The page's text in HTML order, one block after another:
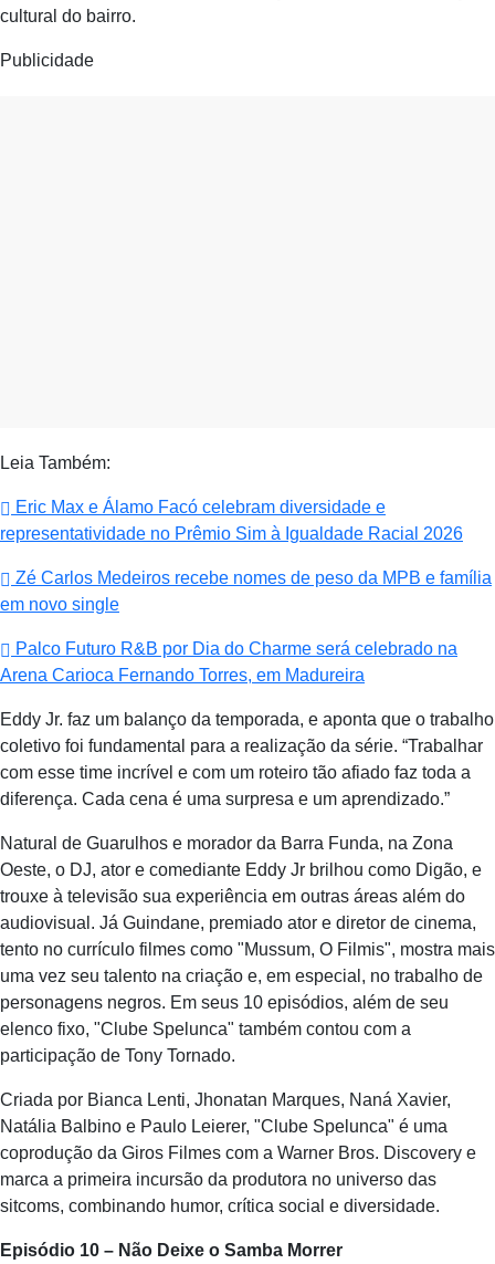
cultural do bairro.
Publicidade
Leia Também:
Eric Max e Álamo Facó celebram diversidade e
representatividade no Prêmio Sim à Igualdade Racial 2026
Zé Carlos Medeiros recebe nomes de peso da MPB e família
em novo single
Palco Futuro R&B por Dia do Charme será celebrado na
Arena Carioca Fernando Torres, em Madureira
Eddy Jr. faz um balanço da temporada, e aponta que o trabalho
coletivo foi fundamental para a realização da série. “Trabalhar
com esse time incrível e com um roteiro tão afiado faz toda a
diferença. Cada cena é uma surpresa e um aprendizado.”
Natural de Guarulhos e morador da Barra Funda, na Zona
Oeste, o DJ, ator e comediante Eddy Jr brilhou como Digão, e
trouxe à televisão sua experiência em outras áreas além do
audiovisual. Já Guindane, premiado ator e diretor de cinema,
tento no currículo filmes como "Mussum, O Filmis", mostra mais
uma vez seu talento na criação e, em especial, no trabalho de
personagens negros. Em seus 10 episódios, além de seu
elenco fixo, "Clube Spelunca" também contou com a
participação de Tony Tornado.
Criada por Bianca Lenti, Jhonatan Marques, Naná Xavier,
Natália Balbino e Paulo Leierer, "Clube Spelunca" é uma
coprodução da Giros Filmes com a Warner Bros. Discovery e
marca a primeira incursão da produtora no universo das
sitcoms, combinando humor, crítica social e diversidade.
Episódio 10 – Não Deixe o Samba Morrer